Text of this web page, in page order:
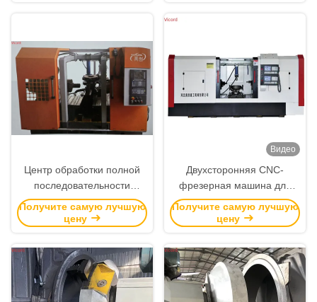
Центр обработки полной
последовательности
клапана бабочки
Получите самую лучшую
цену
Видео
Двухсторонняя CNC-
фрезерная машина для
свертывания токарного
станка полностью
автоматическая
Получите самую лучшую
цену